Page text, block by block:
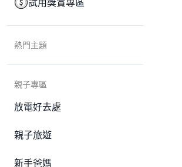
試用獎賞專區
熱門主題
親子專區
放電好去處
親子旅遊
新手爸媽